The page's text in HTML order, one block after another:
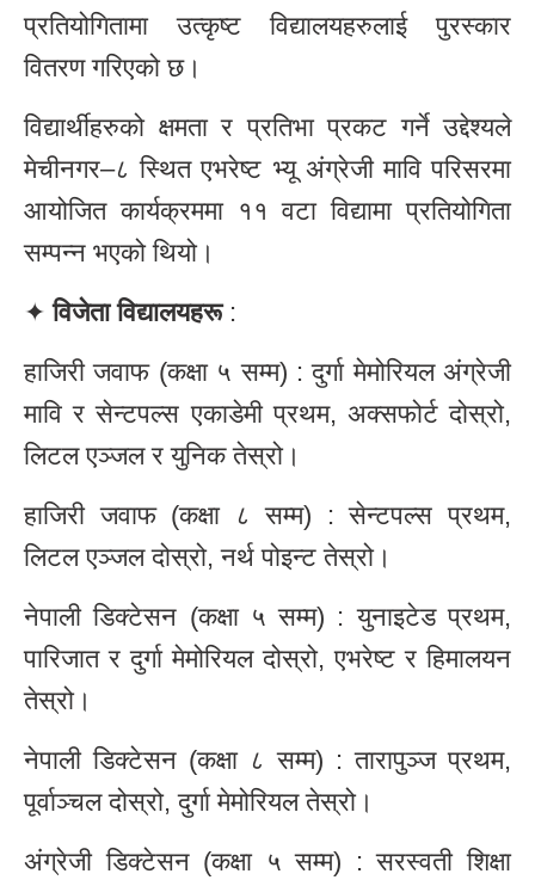
प्रतियोगितामा उत्कृष्ट विद्यालयहरुलाई पुरस्कार
वितरण गरिएको छ।
विद्यार्थीहरुको क्षमता र प्रतिभा प्रकट गर्ने उद्देश्यले
मेचीनगर–८ स्थित एभरेष्ट भ्यू अंग्रेजी मावि परिसरमा
आयोजित कार्यक्रममा ११ वटा विद्यामा प्रतियोगिता
सम्पन्न भएको थियो।
✦विजेता विद्यालयहरू:
हाजिरी जवाफ (कक्षा ५ सम्म) : दुर्गा मेमोरियल अंग्रेजी
मावि र सेन्टपल्स एकाडेमी प्रथम, अक्सफोर्ट दोस्रो,
लिटल एञ्जल र युनिक तेस्रो।
हाजिरी जवाफ (कक्षा ८ सम्म) : सेन्टपल्स प्रथम,
लिटल एञ्जल दोस्रो, नर्थ पोइन्ट तेस्रो।
नेपाली डिक्टेसन (कक्षा ५ सम्म) : युनाइटेड प्रथम,
पारिजात र दुर्गा मेमोरियल दोस्रो, एभरेष्ट र हिमालयन
तेस्रो।
नेपाली डिक्टेसन (कक्षा ८ सम्म) : तारापुञ्ज प्रथम,
पूर्वाञ्चल दोस्रो, दुर्गा मेमोरियल तेस्रो।
अंग्रेजी डिक्टेसन (कक्षा ५ सम्म) : सरस्वती शिक्षा